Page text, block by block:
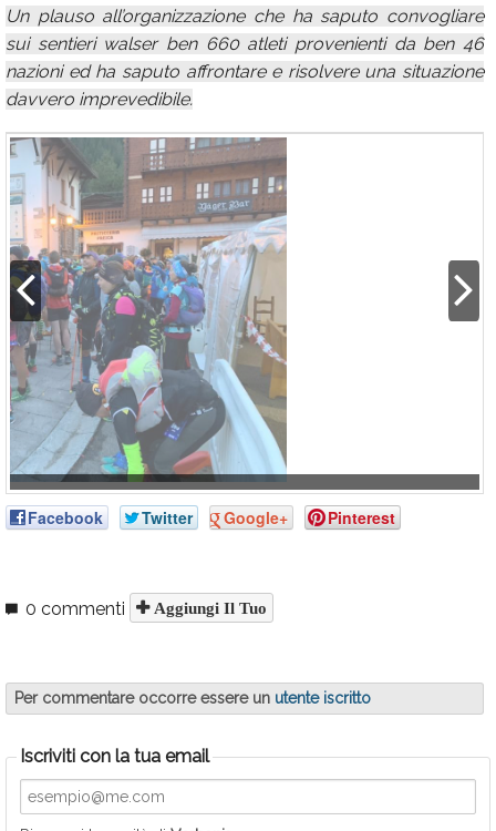
Un plauso all’organizzazione che ha saputo convogliare
sui sentieri walser ben 660 atleti provenienti da ben 46
nazioni ed ha saputo affrontare e risolvere una situazione
davvero imprevedibile.
Facebook Twitter Google+ Pinterest
0 commenti Aggiungi Il Tuo
Per commentare occorre essere un utente iscritto
Iscriviti con la tua email